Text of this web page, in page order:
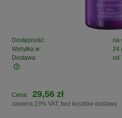
Dostępność:
na
Wysyłka w:
24
Dostawa:
od
Cena nie zawiera ewentualnych
Cena: 29,56 zł
zawiera 23% VAT, bez kosztów dostawy